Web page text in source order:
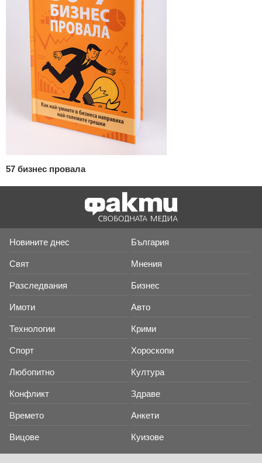
57 бизнес провала
Новините днес България
Свят Мнения
Разследвания Бизнес
Имоти Авто
Технологии Крими
Спорт Хороскопи
Любопитно Култура
Конфликт Здраве
Времето Анкети
Вицове Куизове